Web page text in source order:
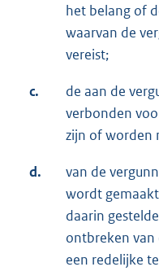
het belang of
waarvan de
vereist;
c.
de aan de
verbonden
zijn of worden
d.
van de
wordt
daarin
ontbreken van
een redelijke